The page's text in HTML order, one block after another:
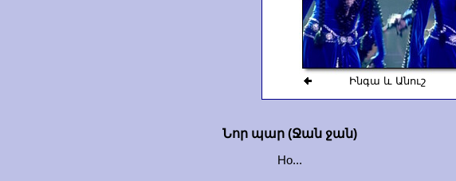
Ինգա և Անուշ
Նոր պար (Ջան ջան)
Ho...